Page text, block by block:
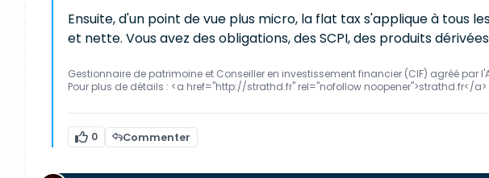
Ensuite, d'un point de vue plus micro, la flat tax s'applique à
et nette. Vous avez des obligations, des SCPI, des produits
Gestionnaire de patrimoine et Conseiller en investissement financier (CIF) agréé par
Pour plus de détails : <a href="http://strathd.fr" rel="nofollow noopener">strathd.fr</a>
0 Commenter